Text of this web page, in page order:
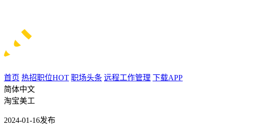
首页 热招职位HOT 职场头条 远程工作管理 下载APP
简体中文
淘宝美工
2024-01-16发布